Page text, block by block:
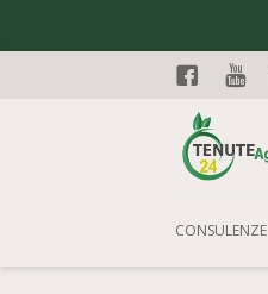
Facebook
CONSULENZE